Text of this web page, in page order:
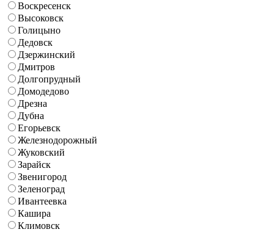
Воскресенск
Высоковск
Голицыно
Дедовск
Дзержинский
Дмитров
Долгопрудный
Домодедово
Дрезна
Дубна
Егорьевск
Железнодорожный
Жуковский
Зарайск
Звенигород
Зеленоград
Ивантеевка
Кашира
Климовск